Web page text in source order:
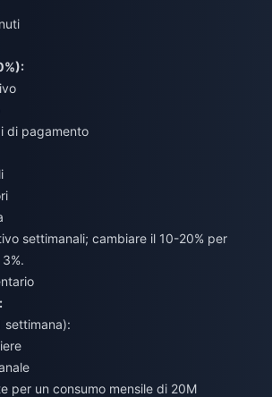
di pagamento
settimanali; cambiare il 10-20% per
settimana):
per un consumo mensile di 20M